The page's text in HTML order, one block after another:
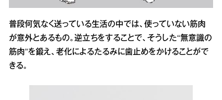
普段何気なく送っている生活の中では、使っていない筋肉
が意外とあるもの。逆立ちをすることで、そうした“無意識の
筋肉”を鍛え、老化によるたるみに歯止めをかけることがで
きる。